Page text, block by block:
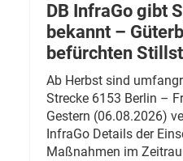
DB InfraGo gibt
bekannt –
befürchten
Ab Herbst sind
Strecke 6153 Berlin –
Gestern (06.08.2026)
InfraGo Details der
Maßnahmen im